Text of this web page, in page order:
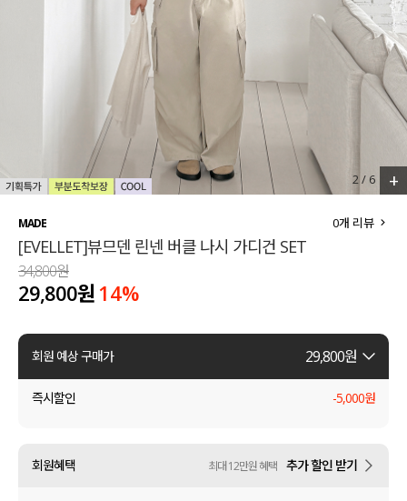
티셔츠
팬츠
셔츠
원피스
액티브
니트
블라우스
원피스
팬츠
스커트
언더웨어
2/ 6 +
MADE
[EVELLET]뷰므덴 린넨 버클 나시 가디건 SET
0개 리뷰
34,800원
29,800원 14%
회원 예상 구매가 29,800원
즉시할인 -5,000원
회원혜택 최대 12만원 혜택 추가 할인 받기